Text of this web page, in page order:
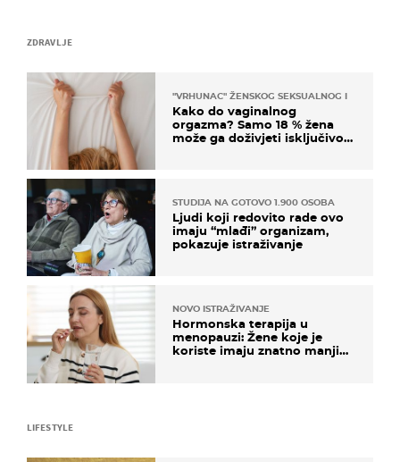
ZDRAVLJE
"VRHUNAC" ŽENSKOG SEKSUALNOG ISKUSTVA
Kako do vaginalnog
orgazma? Samo 18 % žena
može ga doživjeti isključivo
STUDIJA NA GOTOVO 1.900 OSOBA
Ljudi koji redovito rade ovo
imaju “mlađi” organizam,
pokazuje istraživanje
NOVO ISTRAŽIVANJE
Hormonska terapija u
menopauzi: Žene koje je
koriste imaju znatno manji
LIFESTYLE